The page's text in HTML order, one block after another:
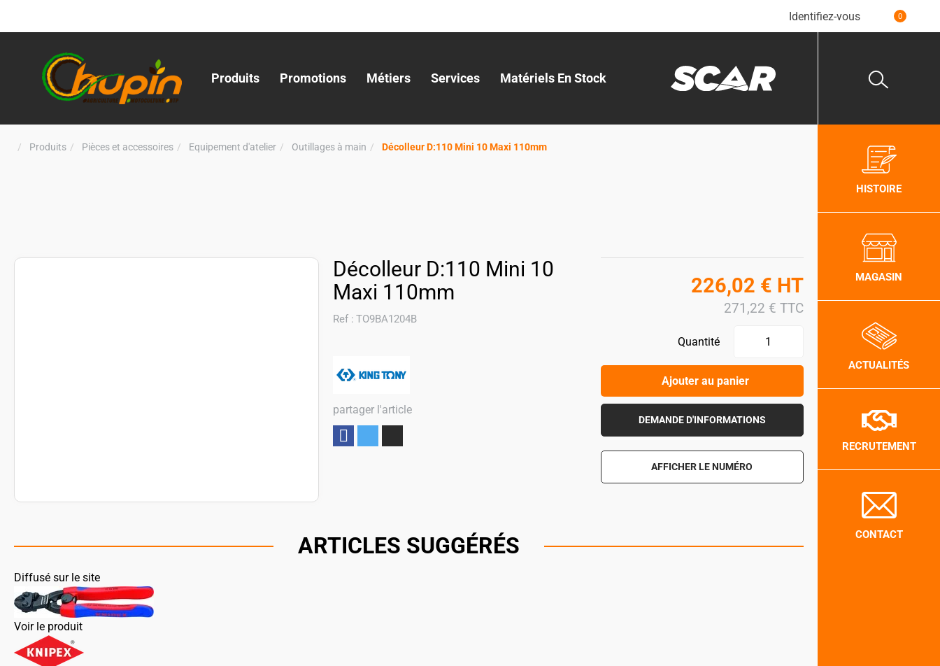
Identifiez-vous 0
Produits Promotions Métiers Services Matériels En Stock
Produits Pièces et accessoires Equipement d'atelier Outillages à main Décolleur D:110 Mini 10 Maxi 110mm
Décolleur D:110 Mini 10
Maxi 110mm
Ref : TO9BA1204B
partager l'article
226,02 € HT
271,22 € TTC
Quantité
Ajouter au panier
DEMANDE D'INFORMATIONS
AFFICHER LE NUMÉRO
ARTICLES SUGGÉRÉS
Diffusé sur le site
Voir le produit
HISTOIRE
MAGASIN
ACTUALITÉS
RECRUTEMENT
CONTACT